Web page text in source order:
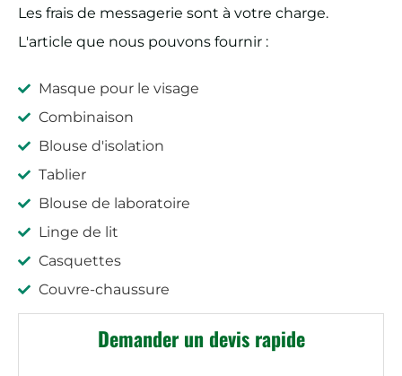
Les frais de messagerie sont à votre charge.
L'article que nous pouvons fournir :
Masque pour le visage
Combinaison
Blouse d'isolation
Tablier
Blouse de laboratoire
Linge de lit
Casquettes
Couvre-chaussure
Demander un devis rapide